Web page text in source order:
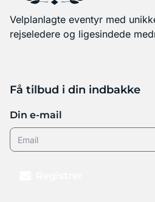
Velplanlagte eventyr med
rejseledere og ligesindede
Få tilbud i din indbakke
Din e-mail